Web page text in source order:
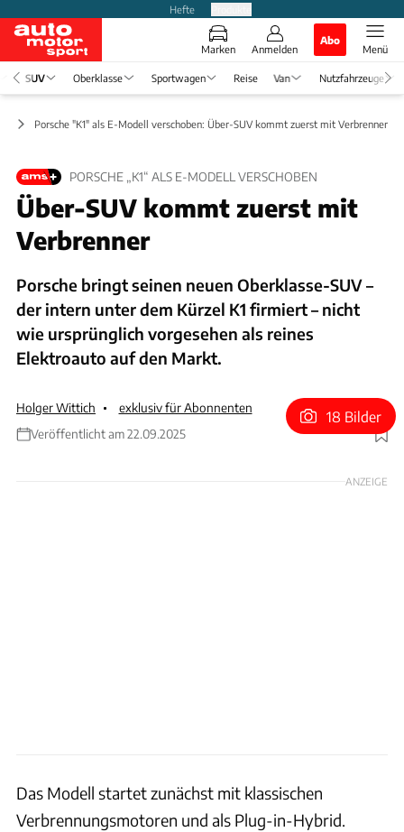
Hefte
Marken Anmelden
Abo
Menü
SUV Oberklasse Sportwagen Reise Van Nutzfahrzeuge
Porsche "K1" als E-Modell verschoben: Über-SUV kommt zuerst mit Verbrenner
PORSCHE „K1“ ALS E-MODELL VERSCHOBEN
Über-SUV kommt zuerst mit
Verbrenner
Porsche bringt seinen neuen Oberklasse-SUV –
der intern unter dem Kürzel K1 firmiert – nicht
wie ursprünglich vorgesehen als reines
Elektroauto auf den Markt.
Holger Wittich
exklusiv für Abonnenten
Veröffentlicht am 22.09.2025
Foto: Porsche; Collage: Wittich
18 Bilder
ANZEIGE
Das Modell startet zunächst mit klassischen
Verbrennungsmotoren und als Plug-in-Hybrid.